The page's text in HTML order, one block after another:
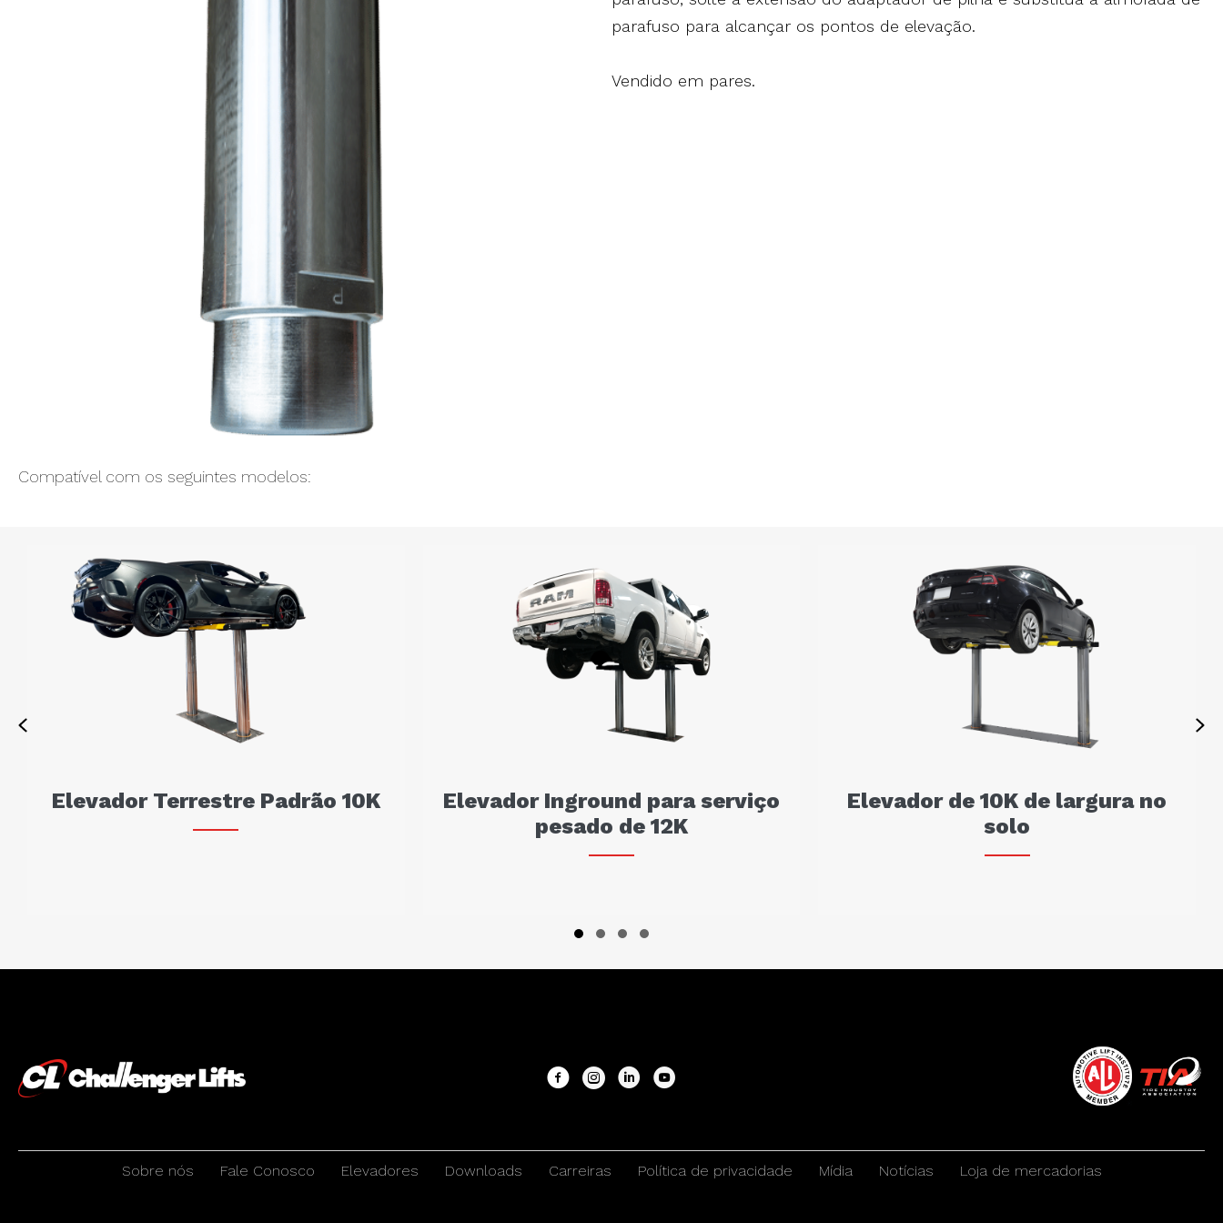
parafuso para alcançar os pontos de elevação.
Vendido em pares.
Compatível com os seguintes modelos:
Elevador Terrestre Padrão 10K
Elevador Inground para serviço
pesado de 12K
Elevador de 10K de largura no
solo
Previous
Sobre nós Fale Conosco Elevadores Downloads Carreiras Política de privacidade Mídia Notícias Loja de mercadorias